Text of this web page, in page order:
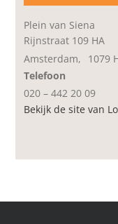
Plein van Siena
Rijnstraat 109 HA
Amsterdam, 1079
Telefoon
020 – 442 20 09
Bekijk de site van